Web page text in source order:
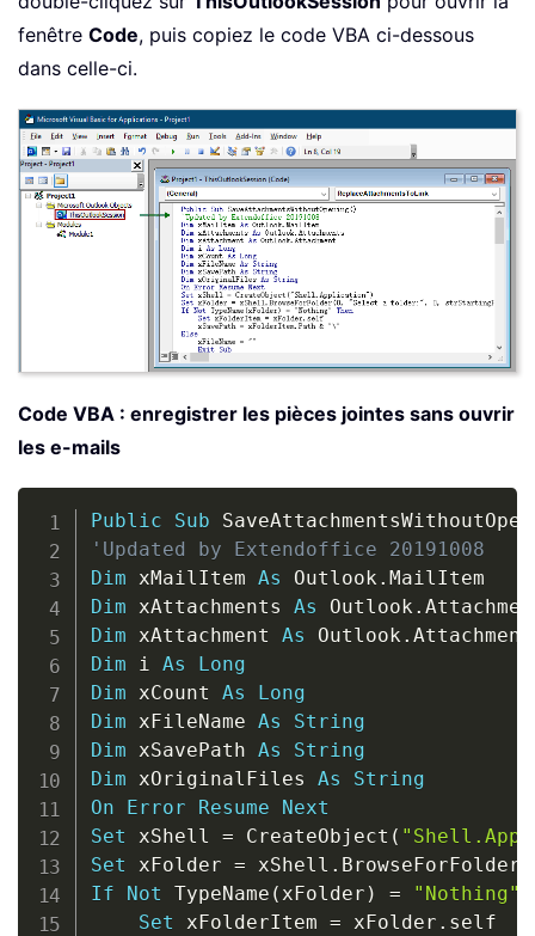
fenêtre Code, puis copiez le code VBA ci-dessous
dans celle-ci.
Code VBA : enregistrer les pièces jointes sans ouvrir
les e-mails
Public Sub
'Updated by Extendoffice 20191008
Dim xMailItem As Outlook .
Dim xAttachments As Outlook .
Dim xAttachment As Outlook .
Dim i As
Long
Dim xCount As
Long
Dim xFileName As
String
Dim xSavePath As
String
Dim xOriginalFiles As
String
On
Error Resume
Next
Set xShell = CreateObject (
Set xFolder = xShell . BrowseForFolder
If
Not TypeName ( xFolder ) = "Nothing"
Set xFolderItem = xFolder . self
Copy